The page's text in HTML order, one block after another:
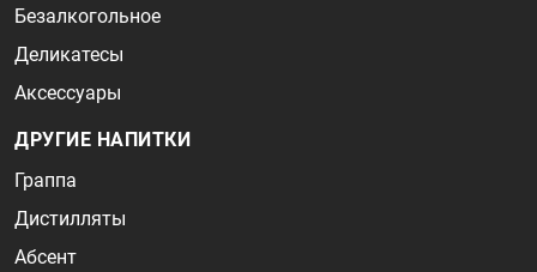
Безалкогольное
Деликатесы
Аксессуары
ДРУГИЕ НАПИТКИ
Граппа
Дистилляты
Абсент